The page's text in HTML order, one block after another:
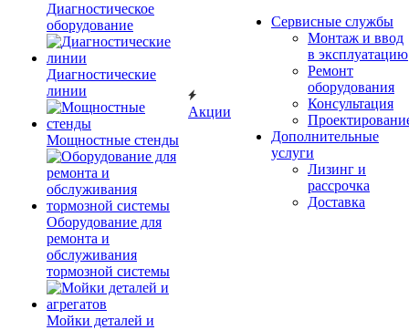
Диагностическое
оборудование
Диагностические
линии
Мощностные стенды
Оборудование для
ремонта и
обслуживания
тормозной системы
Мойки деталей и
Акции
Сервисные службы
Монтаж и ввод
в эксплуатацию
Ремонт
оборудования
Консультация
Дополнительные
услуги
Лизинг и
рассрочка
Доставка